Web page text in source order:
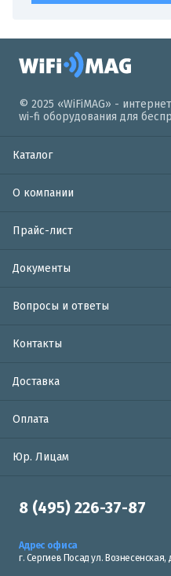
© 2025 «WiFiMAG» -
wi-fi оборудования для
Каталог
О компании
Прайс-лист
Документы
Вопросы и ответы
Контакты
Доставка
Оплата
Юр. Лицам
8 (495) 226-37-87
Адрес офиса
г. Сергиев Посад ул. Вознесенская,